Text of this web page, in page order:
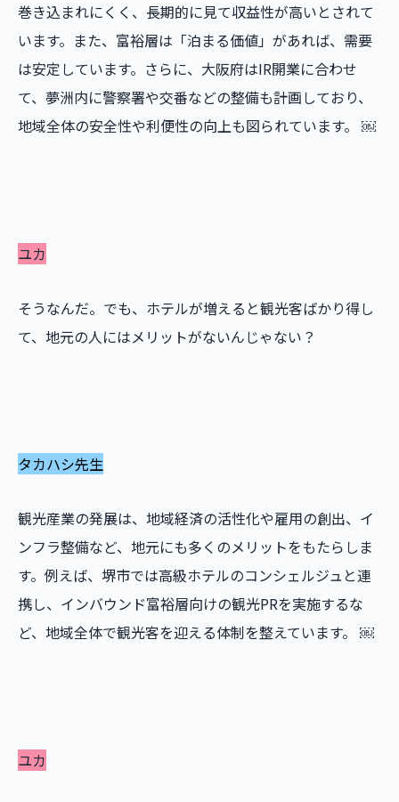
巻き込まれにくく、長期的に見て収益性が高いとされて
います。また、富裕層は「泊まる価値」があれば、需要
は安定しています。さらに、大阪府はIR開業に合わせ
て、夢洲内に警察署や交番などの整備も計画しており、
地域全体の安全性や利便性の向上も図られています。 ￼
ユカ
そうなんだ。でも、ホテルが増えると観光客ばかり得し
て、地元の人にはメリットがないんじゃない？
タカハシ先生
観光産業の発展は、地域経済の活性化や雇用の創出、イ
ンフラ整備など、地元にも多くのメリットをもたらしま
す。例えば、堺市では高級ホテルのコンシェルジュと連
携し、インバウンド富裕層向けの観光PRを実施するな
ど、地域全体で観光客を迎える体制を整えています。 ￼
ユカ